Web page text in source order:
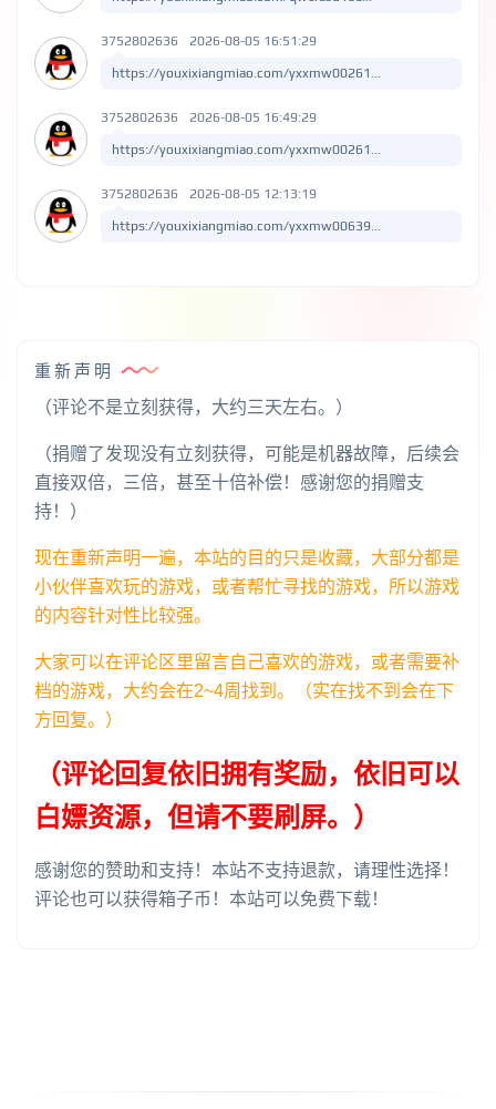
3752802636 2026-08-05 16:51:29
https://youxixiangmiao.com/yxxmw00261...
3752802636 2026-08-05 16:49:29
https://youxixiangmiao.com/yxxmw00261...
3752802636 2026-08-05 12:13:19
https://youxixiangmiao.com/yxxmw00639...
重新声明
（评论不是立刻获得，大约三天左右。）
（捐赠了发现没有立刻获得，可能是机器故障，后续会
直接双倍，三倍，甚至十倍补偿！感谢您的捐赠支
持！）
现在重新声明一遍，本站的目的只是收藏，大部分都是
小伙伴喜欢玩的游戏，或者帮忙寻找的游戏，所以游戏
的内容针对性比较强。
大家可以在评论区里留言自己喜欢的游戏，或者需要补
档的游戏，大约会在2~4周找到。（实在找不到会在下
方回复。）
（评论回复依旧拥有奖励，依旧可以
白嫖资源，但请不要刷屏。）
感谢您的赞助和支持！本站不支持退款，请理性选择！
评论也可以获得箱子币！本站可以免费下载！